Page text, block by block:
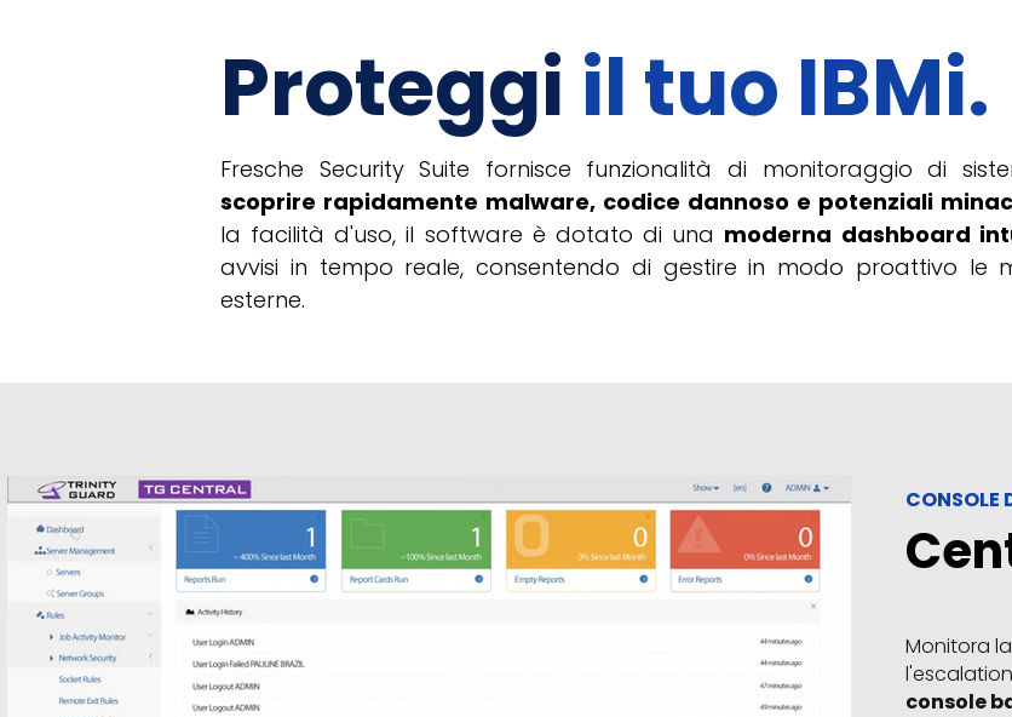
Proteggi il tuo IBMi.
Fresche Security Suite fornisce funzionalità di monitoraggio di
scoprire rapidamente malware, codice dannoso e potenziali
la facilità d'uso, il software è dotato di una moderna dashboard
avvisi in tempo reale, consentendo di gestire in modo proattivo le
esterne.
CONSOLE
Monitora
console